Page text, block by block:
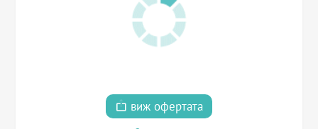
виж офертата